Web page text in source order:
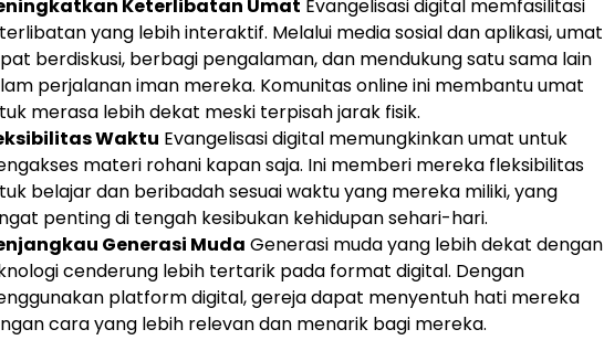
Keterlibatan Umat Evangelisasi digital memfasilitasi
yang lebih interaktif. Melalui media sosial dan aplikasi, umat
berdiskusi, berbagi pengalaman, dan mendukung satu sama lain
perjalanan iman mereka. Komunitas online ini membantu umat
merasa lebih dekat meski terpisah jarak fisik.
Waktu Evangelisasi digital memungkinkan umat untuk
materi rohani kapan saja. Ini memberi mereka fleksibilitas
belajar dan beribadah sesuai waktu yang mereka miliki, yang
penting di tengah kesibukan kehidupan sehari-hari.
Generasi Muda Generasi muda yang lebih dekat dengan
cenderung lebih tertarik pada format digital. Dengan
platform digital, gereja dapat menyentuh hati mereka
cara yang lebih relevan dan menarik bagi mereka.